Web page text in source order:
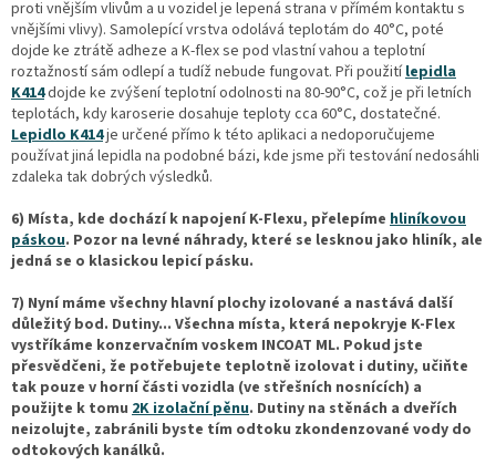
proti vnějším vlivům a u vozidel je lepená strana v přímém kontaktu s
vnějšími vlivy). Samolepící vrstva odolává teplotám do 40°C, poté
dojde ke ztrátě adheze a K-flex se pod vlastní vahou a teplotní
roztažností sám odlepí a tudíž nebude fungovat. Při použitílepidla
K414dojde ke zvýšení teplotní odolnosti na 80-90°C, což je při letních
teplotách, kdy karoserie dosahuje teploty cca 60°C, dostatečné.
Lepidlo K414je určené přímo k této aplikaci a nedoporučujeme
používat jiná lepidla na podobné bázi, kde jsme při testování nedosáhli
zdaleka tak dobrých výsledků.
6) Místa, kde dochází k napojení K-Flexu, přelepíme hliníkovou
páskou. Pozor na levné náhrady, které se lesknou jako hliník, ale
jedná se o klasickou lepicí pásku.
7) Nyní máme všechny hlavní plochy izolované a nastává další
důležitý bod. Dutiny... Všechna místa, která nepokryje K-Flex
vystříkáme konzervačním voskem INCOAT ML. Pokud jste
přesvědčeni, že potřebujete teplotně izolovat i dutiny, učiňte
tak pouze v horní části vozidla (ve střešních nosnících) a
použijte k tomu 2K izolační pěnu. Dutiny na stěnách a dveřích
neizolujte, zabránili byste tím odtoku zkondenzované vody do
odtokových kanálků.